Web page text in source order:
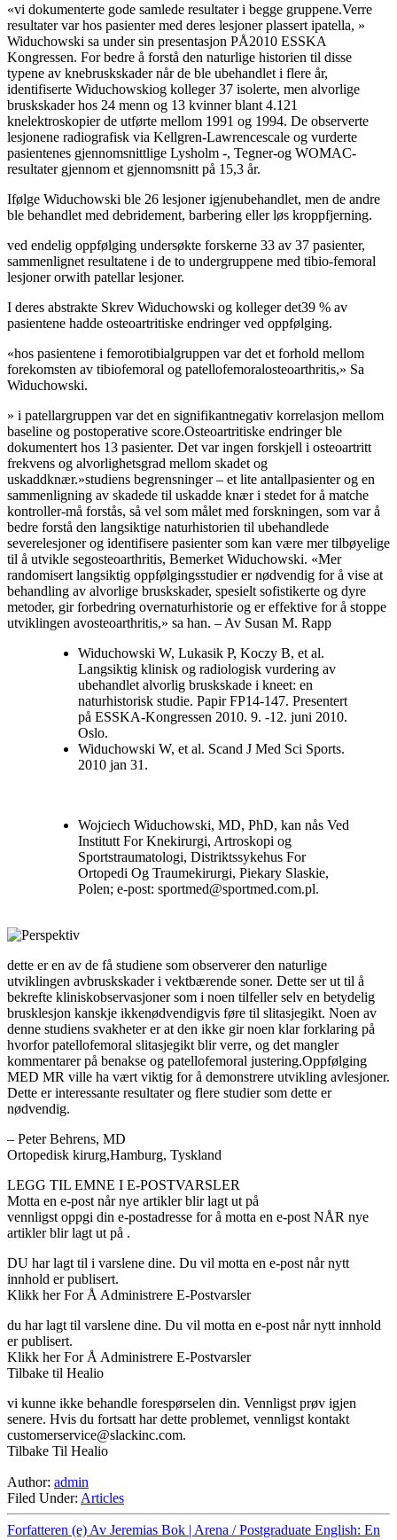
«vi dokumenterte gode samlede resultater i begge gruppene.Verre
resultater var hos pasienter med deres lesjoner plassert ipatella, »
Widuchowski sa under sin presentasjon PÅ2010 ESSKA
Kongressen. For bedre å forstå den naturlige historien til disse
typene av knebruskskader når de ble ubehandlet i flere år,
identifiserte Widuchowskiog kolleger 37 isolerte, men alvorlige
bruskskader hos 24 menn og 13 kvinner blant 4.121
knelektroskopier de utførte mellom 1991 og 1994. De observerte
lesjonene radiografisk via Kellgren-Lawrencescale og vurderte
pasientenes gjennomsnittlige Lysholm -, Tegner-og WOMAC-
resultater gjennom et gjennomsnitt på 15,3 år.
Ifølge Widuchowski ble 26 lesjoner igjenubehandlet, men de andre
ble behandlet med debridement, barbering eller løs kroppfjerning.
ved endelig oppfølging undersøkte forskerne 33 av 37 pasienter,
sammenlignet resultatene i de to undergruppene med tibio-femoral
lesjoner orwith patellar lesjoner.
I deres abstrakte Skrev Widuchowski og kolleger det39 % av
pasientene hadde osteoartritiske endringer ved oppfølging.
«hos pasientene i femorotibialgruppen var det et forhold mellom
forekomsten av tibiofemoral og patellofemoralosteoarthritis,» Sa
Widuchowski.
» i patellargruppen var det en signifikantnegativ korrelasjon mellom
baseline og postoperative score.Osteoartritiske endringer ble
dokumentert hos 13 pasienter. Det var ingen forskjell i osteoartritt
frekvens og alvorlighetsgrad mellom skadet og
uskaddknær.»studiens begrensninger – et lite antallpasienter og en
sammenligning av skadede til uskadde knær i stedet for å matche
kontroller-må forstås, så vel som målet med forskningen, som var å
bedre forstå den langsiktige naturhistorien til ubehandlede
severelesjoner og identifisere pasienter som kan være mer tilbøyelige
til å utvikle segosteoarthritis, Bemerket Widuchowski. «Mer
randomisert langsiktig oppfølgingsstudier er nødvendig for å vise at
behandling av alvorlige bruskskader, spesielt sofistikerte og dyre
metoder, gir forbedring overnaturhistorie og er effektive for å stoppe
utviklingen avosteoarthritis,» sa han. – Av Susan M. Rapp
Widuchowski W, Lukasik P, Koczy B, et al.
Langsiktig klinisk og radiologisk vurdering av
ubehandlet alvorlig bruskskade i kneet: en
naturhistorisk studie. Papir FP14-147. Presentert
på ESSKA-Kongressen 2010. 9. -12. juni 2010.
Oslo.
Widuchowski W, et al. Scand J Med Sci Sports.
2010 jan 31.
Wojciech Widuchowski, MD, PhD, kan nås Ved
Institutt For Knekirurgi, Artroskopi og
Sportstraumatologi, Distriktssykehus For
Ortopedi Og Traumekirurgi, Piekary Slaskie,
Polen; e-post: sportmed@sportmed.com.pl.
dette er en av de få studiene som observerer den naturlige
utviklingen avbruskskader i vektbærende soner. Dette ser ut til å
bekrefte kliniskobservasjoner som i noen tilfeller selv en betydelig
brusklesjon kanskje ikkenødvendigvis føre til slitasjegikt. Noen av
denne studiens svakheter er at den ikke gir noen klar forklaring på
hvorfor patellofemoral slitasjegikt blir verre, og det mangler
kommentarer på benakse og patellofemoral justering.Oppfølging
MED MR ville ha vært viktig for å demonstrere utvikling avlesjoner.
Dette er interessante resultater og flere studier som dette er
nødvendig.
– Peter Behrens, MD
Ortopedisk kirurg,Hamburg, Tyskland
LEGG TIL EMNE I E-POSTVARSLER
Motta en e-post når nye artikler blir lagt ut på
vennligst oppgi din e-postadresse for å motta en e-post NÅR nye
artikler blir lagt ut på .
DU har lagt til i varslene dine. Du vil motta en e-post når nytt
innhold er publisert.
Klikk her For Å Administrere E-Postvarsler
du har lagt til varslene dine. Du vil motta en e-post når nytt innhold
er publisert.
Klikk her For Å Administrere E-Postvarsler
Tilbake til Healio
vi kunne ikke behandle forespørselen din. Vennligst prøv igjen
senere. Hvis du fortsatt har dette problemet, vennligst kontakt
customerservice@slackinc.com.
Tilbake Til Healio
Author: admin
Filed Under: Articles
Forfatteren (e) Av Jeremias Bok | Arena / Postgraduate English: En